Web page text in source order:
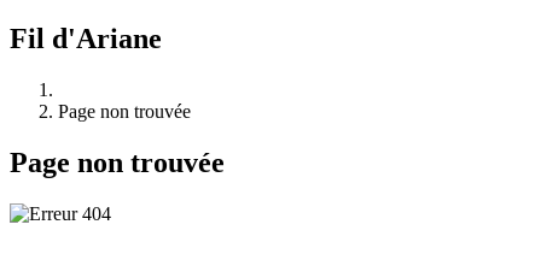
Fil d'Ariane
Page non trouvée
Page non trouvée